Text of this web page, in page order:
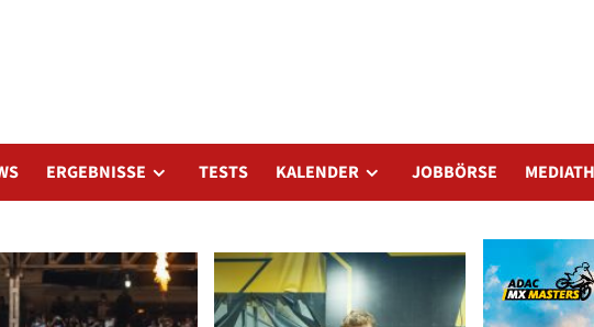
ERGEBNISSE TESTS KALENDER JOBBÖRSE